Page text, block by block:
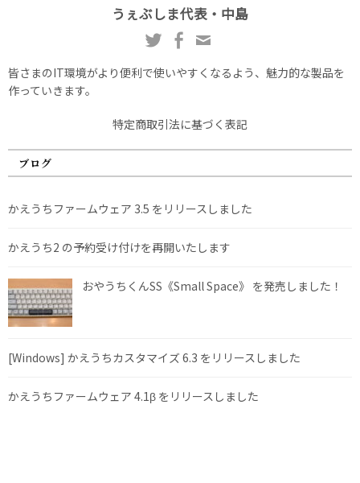
うぇぶしま代表・中島
皆さまのIT環境がより便利で使いやすくなるよう、魅力的な製品を
作っていきます。
特定商取引法に基づく表記
ブログ
かえうちファームウェア 3.5 をリリースしました
かえうち2 の予約受け付けを再開いたします
おやうちくんSS《Small Space》 を発売しました！
[Windows] かえうちカスタマイズ 6.3 をリリースしました
かえうちファームウェア 4.1β をリリースしました